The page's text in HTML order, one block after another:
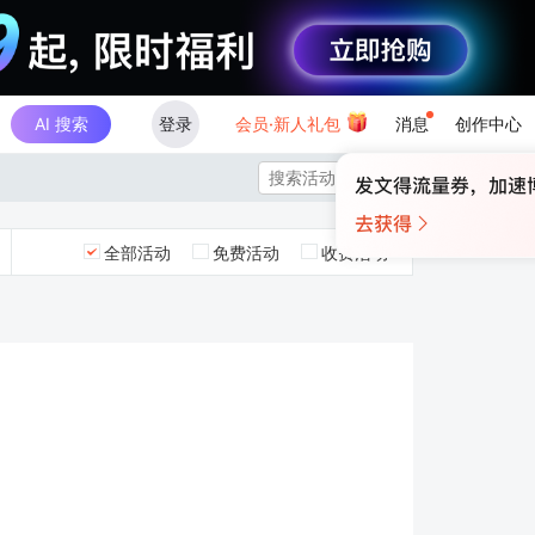
AI 搜索 登录 会员·新人礼包 消息 创作中心

全部活动 免费活动 收费活动